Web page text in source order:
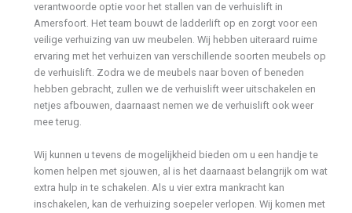
verantwoorde optie voor het stallen van de verhuislift in
Amersfoort. Het team bouwt de ladderlift op en zorgt voor een
veilige verhuizing van uw meubelen. Wij hebben uiteraard ruime
ervaring met het verhuizen van verschillende soorten meubels op
de verhuislift. Zodra we de meubels naar boven of beneden
hebben gebracht, zullen we de verhuislift weer uitschakelen en
netjes afbouwen, daarnaast nemen we de verhuislift ook weer
mee terug.
Wij kunnen u tevens de mogelijkheid bieden om u een handje te
komen helpen met sjouwen, al is het daarnaast belangrijk om wat
extra hulp in te schakelen. Als u vier extra mankracht kan
inschakelen, kan de verhuizing soepeler verlopen. Wij komen met